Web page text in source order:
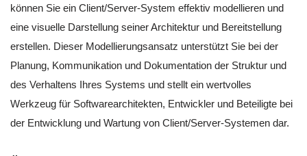
können Sie ein Client/Server-System effektiv modellieren und
eine visuelle Darstellung seiner Architektur und Bereitstellung
erstellen. Dieser Modellierungsansatz unterstützt Sie bei der
Planung, Kommunikation und Dokumentation der Struktur und
des Verhaltens Ihres Systems und stellt ein wertvolles
Werkzeug für Softwarearchitekten, Entwickler und Beteiligte bei
der Entwicklung und Wartung von Client/Server-Systemen dar.